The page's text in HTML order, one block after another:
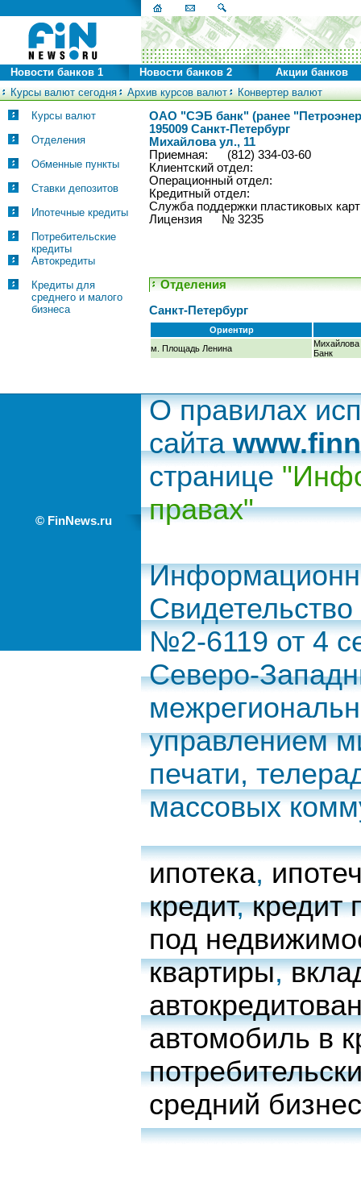
Курсы валют сегодня Архив курсов валют Конвертер валют
Новости банков 1 Новости банков 2 Акции банков
Курсы валют
Отделения
Обменные пункты
Ставки депозитов
Ипотечные кредиты
Потребительские
кредиты
Автокредиты
Кредиты для
среднего и малого
бизнеса
ОАО "СЭБ банк" (ранее
195009 Санкт-Петербург
Михайлова ул., 11
Приемная: (812) 334-03-60
Клиентский отдел:
Операционный отдел:
Кредитный отдел:
Служба поддержки пластиковых
Лицензия № 3235
Отделения
Санкт-Петербург
Ориентир
м. Площадь Ленина
Михайлова
Банк
© FinNews.ru
О правилах
сайта
странице
правах"
№2-6119 от 4
Северо-
управлением
печати,
массовых
ипотека,
кредит,кредит
под
квартиры,
автомобиль в
средний бизнес